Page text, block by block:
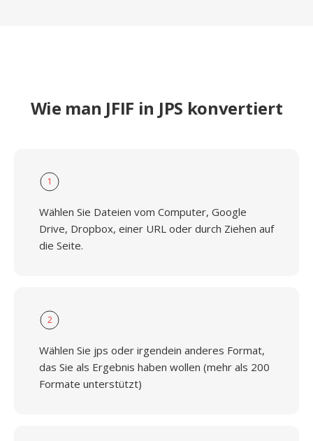
Wie man JFIF in JPS konvertiert
1
Wählen Sie Dateien vom Computer, Google
Drive, Dropbox, einer URL oder durch Ziehen auf
die Seite.
2
Wählen Sie jps oder irgendein anderes Format,
das Sie als Ergebnis haben wollen (mehr als 200
Formate unterstützt)